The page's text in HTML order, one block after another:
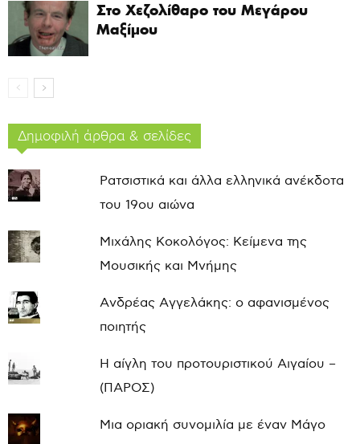
Στο Χεζολίθαρο του Μεγάρου
Μαξίμου
Δημοφιλή άρθρα & σελίδες
Ρατσιστικά και άλλα ελληνικά ανέκδοτα
του 19ου αιώνα
Μιχάλης Κοκολόγος: Κείμενα της
Μουσικής και Μνήμης
Ανδρέας Αγγελάκης: ο αφανισμένος
ποιητής
Η αίγλη του προτουριστικού Αιγαίου –
(ΠΑΡΟΣ)
Μια οριακή συνομιλία με έναν Μάγο